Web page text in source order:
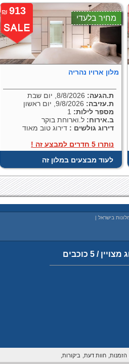
913
₪
מחיר בלעדי
מלון ארויו נהריה
ת.הגעה:
ת.עזיבה: 9/8/2026, יום ראשון
מספר לילות:
ב.אירוח: ל.וארוחת בוקר
דירוג גולשים : דירוג טוב מאוד
נותרו 5 חדרים למבצע זה !
לעוד מבצעים במלון זה
בישראל |
/ 5 כוכבים
הזמנות, חוות דעת, ביקורות,